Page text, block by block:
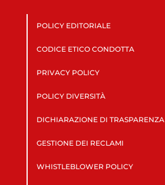
POLICY EDITORIALE
CODICE ETICO CONDOTTA
PRIVACY POLICY
POLICY DIVERSITÀ
DICHIARAZIONE DI TRASPARENZA
GESTIONE DEI RECLAMI
WHISTLEBLOWER POLICY